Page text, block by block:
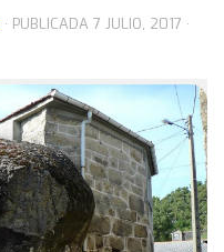
· PUBLICADA 7 JULIO, 2017 ·